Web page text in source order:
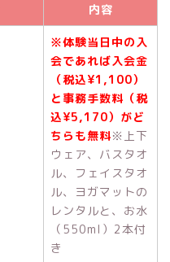
内容
※体験当日中の入
会であれば入会金
（税込¥1,100）
と事務手数料（税
込¥5,170）がど
ちらも無料※上下
ウェア、バスタオ
ル、フェイスタオ
ル、ヨガマットの
レンタルと、お水
（550ml）2本付
き